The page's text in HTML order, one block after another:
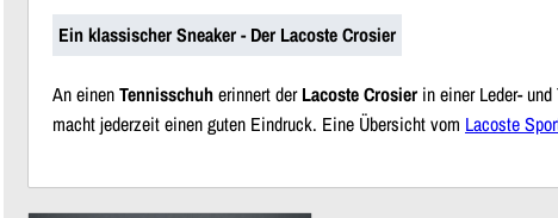
Ein klassischer Sneaker - Der Lacoste Crosier
An einenTennisschuherinnert derLacoste Crosier in einer Leder-
macht jederzeit einen guten Eindruck. Eine Übersicht vom Lacoste